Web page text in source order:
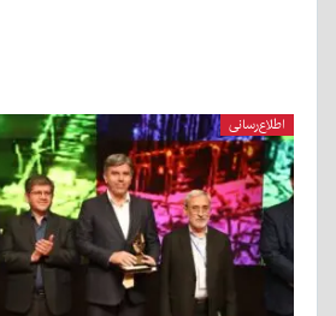
اطلاع‌رسانی